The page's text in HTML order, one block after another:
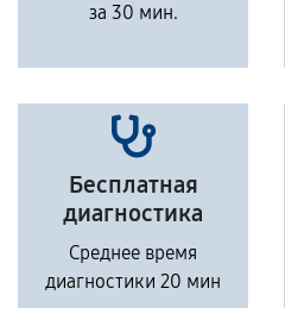
за 30 мин.
Бесплатная
диагностика
Среднее время
диагностики 20 мин